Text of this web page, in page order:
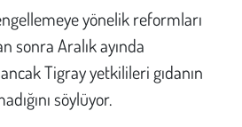
engellemeye yönelik reformları
sonra Aralık ayında
Tigray yetkilileri gıdanın
söylüyor.